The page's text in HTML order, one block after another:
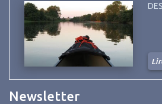
Newsletter